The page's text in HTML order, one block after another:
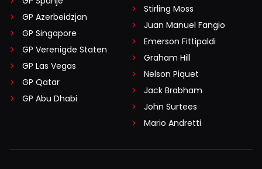
GP Azerbeidzjan
GP Singapore
GP Verenigde Staten
GP Las Vegas
GP Qatar
GP Abu Dhabi
Stirling Moss
Juan Manuel Fangio
Emerson Fittipaldi
Graham Hill
Nelson Piquet
Jack Brabham
John Surtees
Mario Andretti